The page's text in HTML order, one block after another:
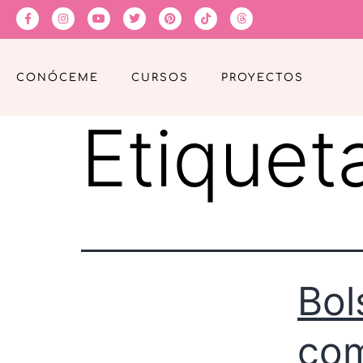
CONÓCEME CURSOS PROYECTOS